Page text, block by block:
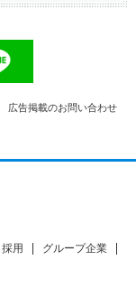
広告掲載のお問い合わせ
採用
グループ企業